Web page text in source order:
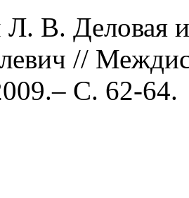
Л. В. Деловая
//
С. 62-64.